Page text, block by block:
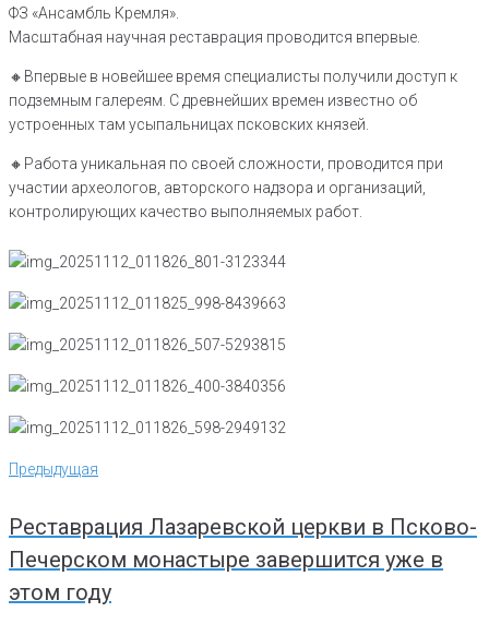
ФЗ «Ансамбль Кремля».
Масштабная научная реставрация проводится впервые.
🔸️Впервые в новейшее время специалисты получили доступ к
подземным галереям. С древнейших времен известно об
устроенных там усыпальницах псковских князей.
🔸️Работа уникальная по своей сложности, проводится при
участии археологов, авторского надзора и организаций,
контролирующих качество выполняемых работ.
Навигация
по
Предыдущая
Предыдущая
Реставрация Лазаревской церкви в Псково-
Печерском монастыре завершится уже в
этом году